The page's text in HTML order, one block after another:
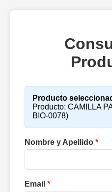
Producto
Producto: CAMILLA
BIO-0078)
Nombre y Apellido *
Email *